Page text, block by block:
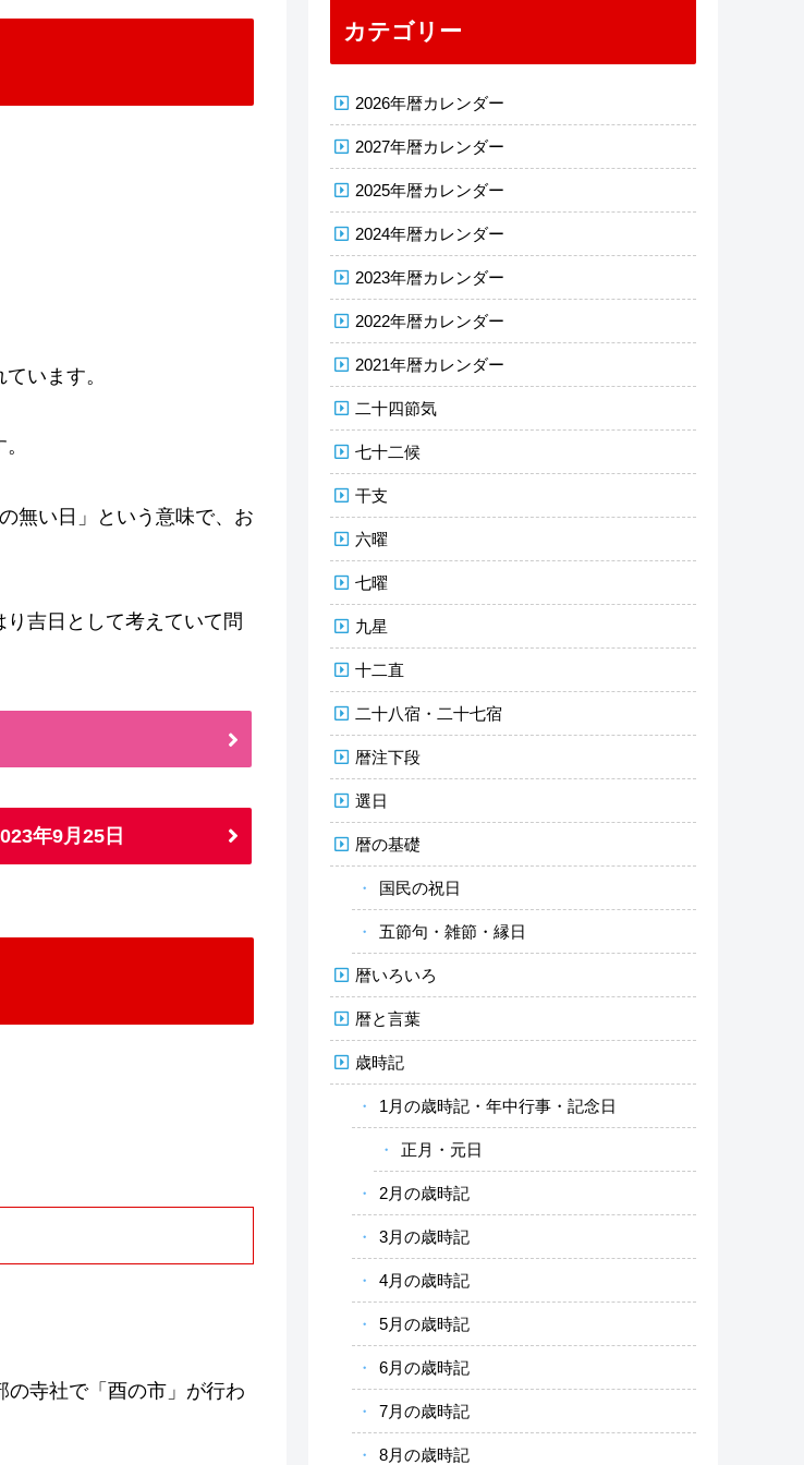
います。
無い日」という意味で、お
吉日として考えていて問
年9月25日
寺社で「酉の市」が行わ
カテゴリー
2026年暦カレンダー
2027年暦カレンダー
2025年暦カレンダー
2024年暦カレンダー
2023年暦カレンダー
2022年暦カレンダー
2021年暦カレンダー
二十四節気
七十二候
干支
六曜
七曜
九星
十二直
二十八宿・二十七宿
暦注下段
選日
暦の基礎
国民の祝日
五節句・雑節・縁日
暦いろいろ
暦と言葉
歳時記
1月の歳時記・年中行事・記念日
正月・元日
2月の歳時記
3月の歳時記
4月の歳時記
5月の歳時記
6月の歳時記
7月の歳時記
8月の歳時記